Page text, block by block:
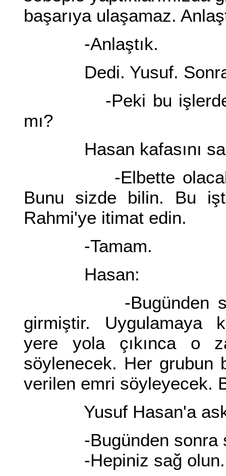
başarıya ulaşamaz.
-Anlaştık.
Dedi. Yusuf.
-Peki bu işlerden
mı?
Hasan kafasını
-Elbette olacak.
Bunu sizde bilin. Bu
Rahmi'ye itimat edin.
-Tamam.
Hasan:
-Bugünden sonra
girmiştir. Uygulamaya
yere yola çıkınca o
söylenecek. Her grubun
verilen emri söyleyecek.
Yusuf Hasan'a
-Bugünden sonra
-Hepiniz sağ olun.